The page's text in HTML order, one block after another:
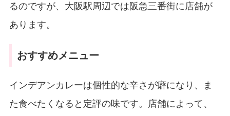
るのですが、大阪駅周辺では阪急三番街に店舗が
あります。
おすすめメニュー
インデアンカレーは個性的な辛さが癖になり、ま
た食べたくなると定評の味です。店舗によって、